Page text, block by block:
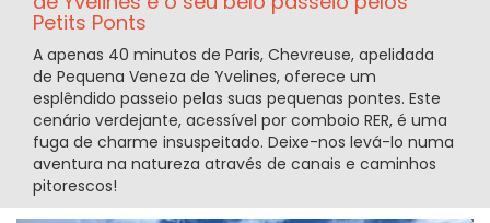
Petits Ponts
A apenas 40 minutos de Paris, Chevreuse, apelidada
de Pequena Veneza de Yvelines, oferece um
esplêndido passeio pelas suas pequenas pontes. Este
cenário verdejante, acessível por comboio RER, é uma
fuga de charme insuspeitado. Deixe-nos levá-lo numa
aventura na natureza através de canais e caminhos
pitorescos!